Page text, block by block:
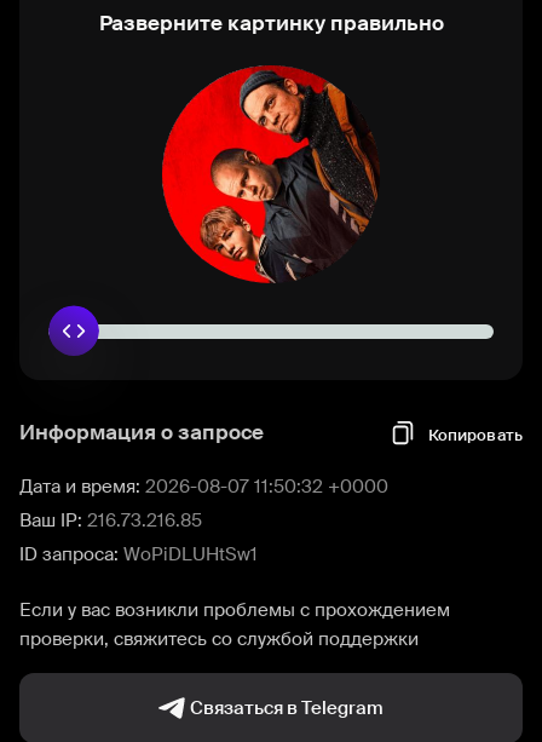
Разверните картинку правильно
Информация о запросе Копировать
Дата и время: 2026-08-07 11:50:32 +0000
Ваш IP: 216.73.216.85
ID запроса: WoPiDLUHtSw1
Если у вас возникли проблемы с прохождением
проверки, свяжитесь со службой поддержки
Связаться в Telegram